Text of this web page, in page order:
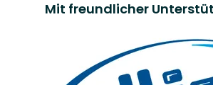
, ich will an der oben
teilnehmen und bin damit
RMA Gesundheit GmbH die von
Mit freundlicher